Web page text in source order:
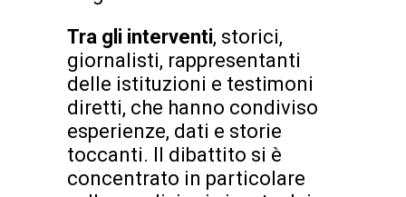
Tra gli interventi, storici,
giornalisti, rappresentanti
delle istituzioni e testimoni
diretti, che hanno condiviso
esperienze, dati e storie
toccanti. Il dibattito si è
concentrato in particolare